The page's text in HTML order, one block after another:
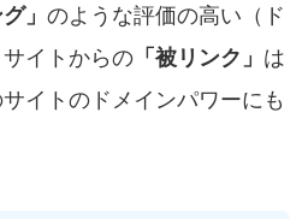
」 のような評価の高い（ド
イトからの 「被リンク」 は
イトのドメインパワーにも